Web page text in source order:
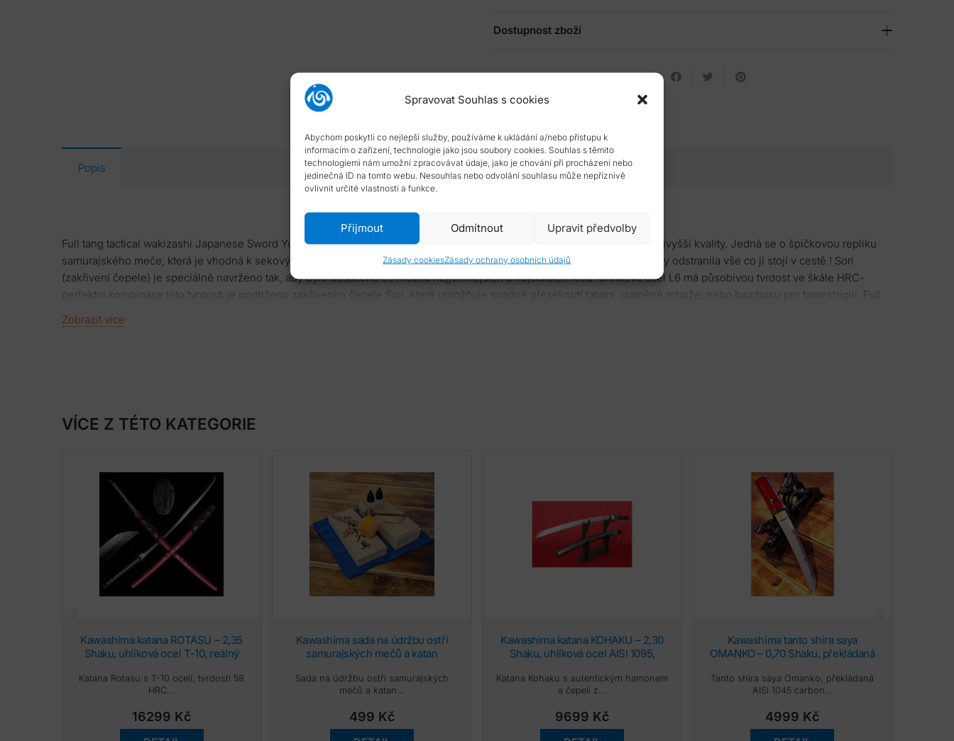
Spravovat Souhlas s cookies
Abychom poskytli co nejlepší služby, používáme k ukládání a/nebo přístupu k
informacím o zařízení, technologie jako jsou soubory cookies. Souhlas s těmito
technologiemi nám umožní zpracovávat údaje, jako je chování při procházení nebo
jedinečná ID na tomto webu. Nesouhlas nebo odvolání souhlasu může nepříznivě
ovlivnit určité vlastnosti a funkce.
Přijmout Odmítnout Upravit předvolby
Zásady cookiesZásady ochrany osobních údajů
Dostupnost zboží
Popis
Full tang tactical wakizashi Japanese Sword Yokote – Clay Tempered L6 SteelRučně kovaná leštěná čepel z oceli L6 té nejvyšší kvality. Jedná se o špičkovou repliku
samurajského meče, která je vhodná k sekovým zkouškám a lze ji rozložit. Tato čepel byla vyzkoušena a testována tak, aby odstranila vše co jí stojí v cestě ! Sori
(zakřivení čepele) je speciálně navrženo tak, aby bylo dosaženo co možná nejjemnějších a nejčistších řezů. Uhlíková ocel L6 má působivou tvrdost ve škále HRC-
perfektní kombinace této tvrdosti je podtrženo zakřivením čepele Sori, které umožňuje snadné přeseknutí tatami, slaměné rohože, nebo bambusu pro tameshigiri. Full
definováno tím, že hamon prochází po celé délce přes Boshi. O tomto meči můžeme směle říci, že je READY FOR BATTLE !
Zobrazit více
VÍCE Z TÉTO KATEGORIE
Kawashima katana ROTASU – 2,35
Shaku, uhlíková ocel T-10, reálný
Katana Rotasu s T-10 ocelí, tvrdostí 58
HRC…
16299 Kč
Kawashima sada na údržbu ostří
samurajských mečů a katan
Sada na údržbu ostří samurajských
mečů a katan…
499 Kč
Kawashima katana KOHAKU – 2,30
Shaku, uhlíková ocel AISI 1095,
Katana Kohaku s autentickým hamonem
a čepelí z…
9699 Kč
Kawashima tanto shira saya
OMANKO – 0,70 Shaku, překládaná
Tanto shira saya Omanko, překládaná
AISI 1045 carbon…
4999 Kč